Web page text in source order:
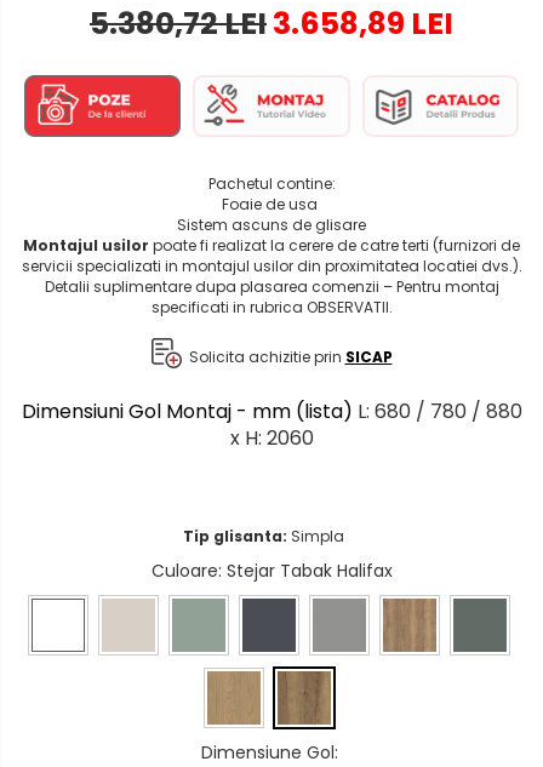
5.380,72 LEI3.658,89 LEI
Pachetul contine:
Foaie de usa
Sistem ascuns de glisare
Montajul usilor poate fi realizat la cerere de catre terti (furnizori de
servicii specializati in montajul usilor din proximitatea locatiei dvs.).
Detalii suplimentare dupa plasarea comenzii – Pentru montaj
specificati in rubrica OBSERVATII.
Solicita achizitie prin SICAP
Dimensiuni Gol Montaj - mm (lista) L: 680 / 780 / 880
x H: 2060
Tip glisanta: Simpla
Culoare: Stejar Tabak Halifax
Dimensiune Gol: